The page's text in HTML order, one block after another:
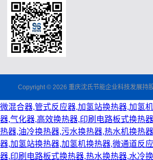
Copyright © 2026 重庆沈氏节能企业科技发展持
微混合器,管式反应器,加氢站换热器,加氢
器,气化器,高效换热器,印刷电路板式换热
热器,油冷换热器,污水换热器,热水机换热
器,加氢站换热器,加氢机换热器,微通道反
器,印刷电路板式换热器,热水换热器,水冷